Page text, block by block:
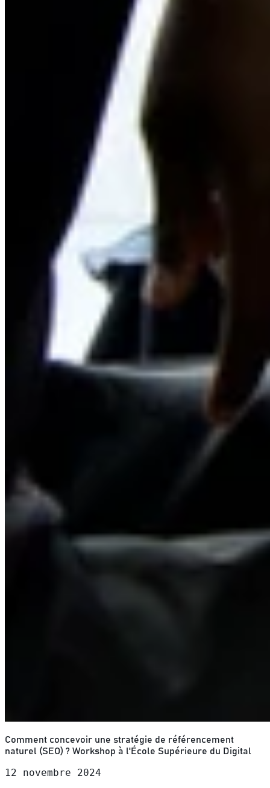
Comment concevoir une stratégie de référencement
naturel (SEO) ? Workshop à l'École Supérieure du Digital
12 novembre 2024